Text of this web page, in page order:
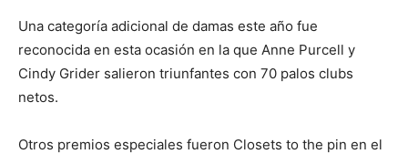
Una categoría adicional de damas este año fue
reconocida en esta ocasión en la que Anne Purcell y
Cindy Grider salieron triunfantes con 70 palos clubs
netos.
Otros premios especiales fueron Closets to the pin en el